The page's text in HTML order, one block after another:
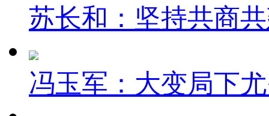
苏长和：坚持共商
冯玉军：大变局下